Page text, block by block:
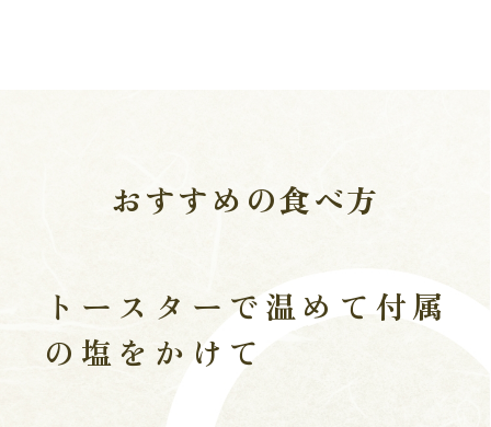
おすすめの食べ方
トースターで温めて付属
の塩をかけて